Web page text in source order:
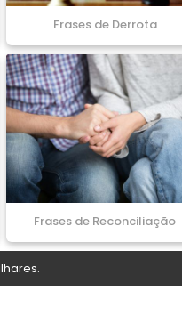
Frases de Derrota
Frases de Reconciliação